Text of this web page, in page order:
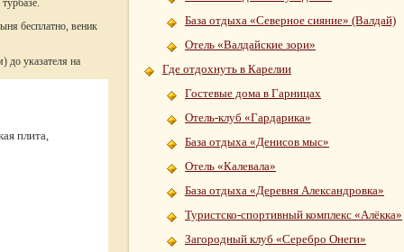
бесплатно, веник
до указателя на
плита,
База отдыха «Северное сияние» (Валдай)
Отель «Валдайские зори»
Где отдохнуть в Карелии
Гостевые дома в Гарницах
Отель-клуб «Гардарика»
База отдыха «Денисов мыс»
Отель «Калевала»
База отдыха «Деревня Александровка»
Туристско-спортивный комплекс «Алёкка»
Загородный клуб «Серебро Онеги»